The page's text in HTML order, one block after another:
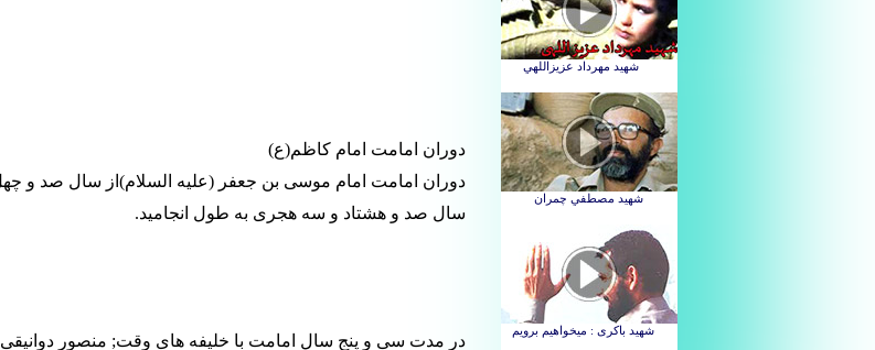
دوران امامت امام کاظم(ع)
دوران امامت امام موسی بن جعفر (علیه السلام)از سال صد و
سال صد و هشتاد و سه هجری به طول انجامید.
در مدت سی و پنج سال امامت با خلیفه های وقت; منصور